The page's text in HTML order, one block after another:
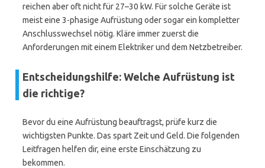
reichen aber oft nicht für 27–30 kW. Für solche Geräte ist
meist eine 3-phasige Aufrüstung oder sogar ein kompletter
Anschlusswechsel nötig. Kläre immer zuerst die
Anforderungen mit einem Elektriker und dem Netzbetreiber.
Entscheidungshilfe: Welche Aufrüstung ist
die richtige?
Bevor du eine Aufrüstung beauftragst, prüfe kurz die
wichtigsten Punkte. Das spart Zeit und Geld. Die folgenden
Leitfragen helfen dir, eine erste Einschätzung zu
bekommen.